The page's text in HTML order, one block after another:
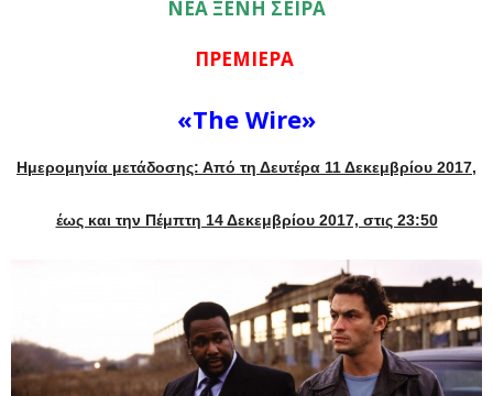
ΝΕΑ ΞΕΝΗ ΣΕΙΡΑ
ΠΡΕΜΙΕΡΑ
«The Wire»
Ημερομηνία μετάδοσης: Από τη Δευτέρα 11 Δεκεμβρίου 2017,
έως και την Πέμπτη 14 Δεκεμβρίου 2017, στις 23:50